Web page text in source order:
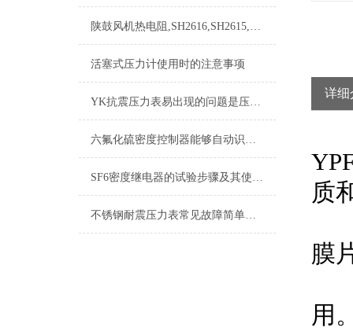
陕鼓风机热电阻,SH2616,SH2615,SH2620,SH2621
活塞式压力计使用时的注意事项
YK抗震压力表易出现的问题是压力指示不准
六氟化硫密度控制器能够自动识别异常情况并发出报警信号
SF6密度继电器的试验步骤及其使用注意事项
不锈钢耐震压力表常见故障简单分析，本文了解
详细
质
膜
用